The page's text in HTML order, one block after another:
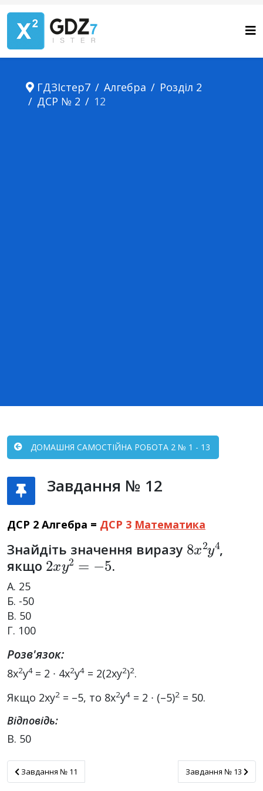
ГДЗІстер7 Алгебра
Розділ 2
ДСР № 2
12
ДОМАШНЯ САМОСТІЙНА РОБОТА 2 № 1 - 13
Завдання № 12
ДСР 2 Алгебра = ДСР 3 Математика
Знайдіть значення виразу 8 2 y,
якщо 2xy2=−5 .
А. 25
Б. -50
В. 50
Г. 100
Розв'язок:
8х2у4 = 2 ∙ 4х2у4 = 2(2ху2)2.
Якщо 2ху2 = –5, то 8х2у4 = 2 ∙ (–5)2 = 50.
Відповідь:
В. 50
Завдання № 11
Завдання № 11 Завдання № 13
Завдання № 13